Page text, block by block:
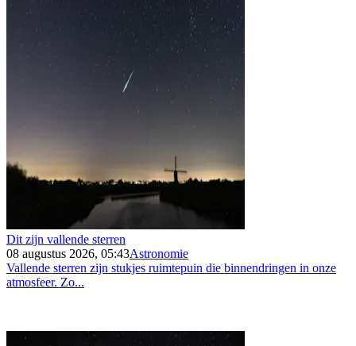
Dit zijn vallende sterren
08 augustus 2026, 05:43Astronomie
Vallende sterren zijn stukjes ruimtepuin die binnendringen in onze
atmosfeer. Zo...